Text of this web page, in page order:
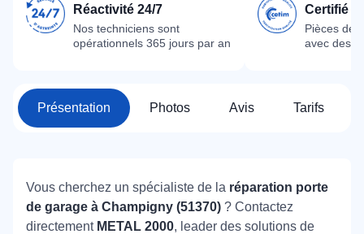
Réactivité 24/7
Nos techniciens sont
opérationnels 365 jours par an
Certifié
Pièces
avec des
Présentation Photos Avis Tarifs
Vous cherchez un spécialiste de la réparation porte
de garage à Champigny (51370) ? Contactez
directement METAL 2000, leader des solutions de